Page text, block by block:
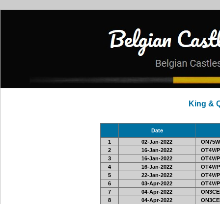
King &
Date
1
02-Jan-2022
2
16-Jan-2022
OT4V/P
3
16-Jan-2022
OT4V/P
4
16-Jan-2022
OT4V/P
5
22-Jan-2022
OT4V/P
6
03-Apr-2022
OT4V/P
7
04-Apr-2022
8
04-Apr-2022